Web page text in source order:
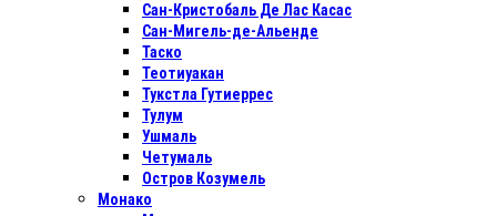
Сан-Кристобаль Де Лас Касас
Сан-Мигель-де-Альенде
Таско
Теотиуакан
Тукстла Гутиеррес
Тулум
Ушмаль
Четумаль
Остров Козумель
Монако